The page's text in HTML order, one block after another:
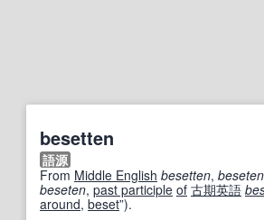
besetten
語源
From Middle English besetten, beseten
beseten, past participle of 古期英語
around, beset”).